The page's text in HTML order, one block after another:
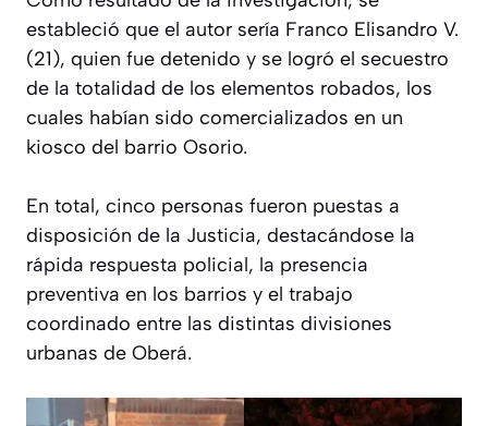
estableció que el autor sería Franco Elisandro V.
(21), quien fue detenido y se logró el secuestro
de la totalidad de los elementos robados, los
cuales habían sido comercializados en un
kiosco del barrio Osorio.
En total, cinco personas fueron puestas a
disposición de la Justicia, destacándose la
rápida respuesta policial, la presencia
preventiva en los barrios y el trabajo
coordinado entre las distintas divisiones
urbanas de Oberá.